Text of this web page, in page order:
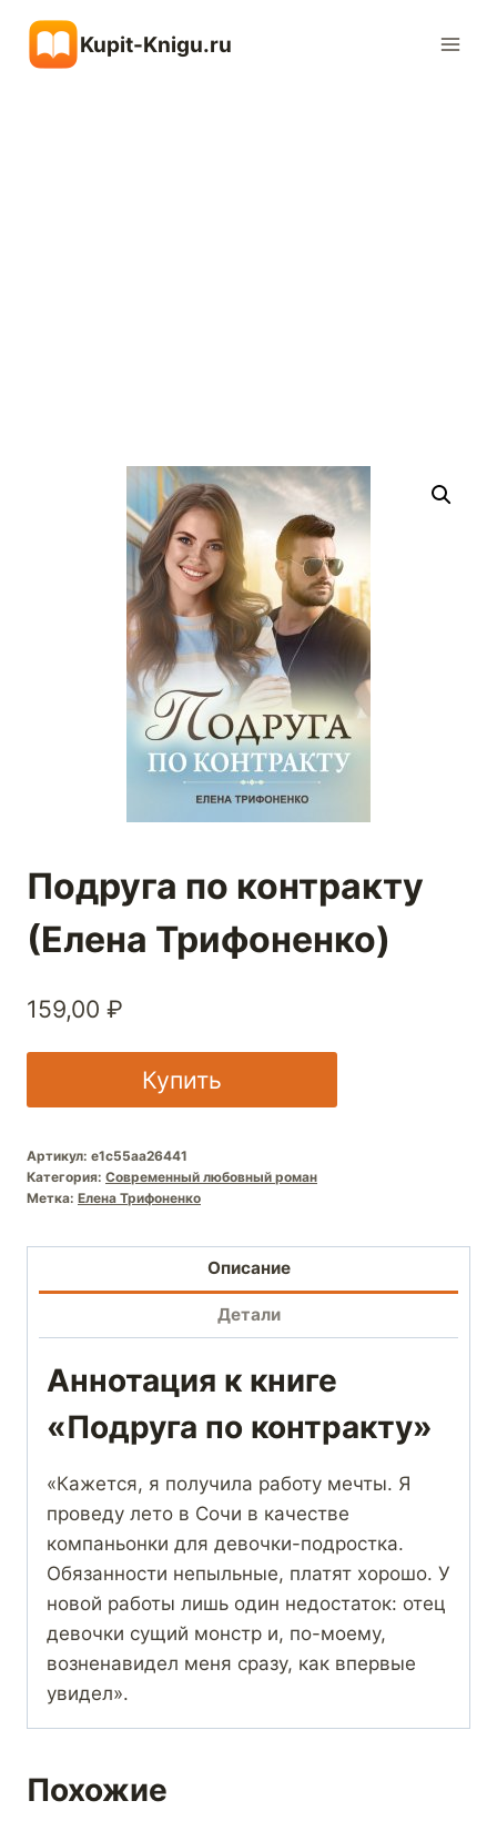
содержимому
Kupit-Knigu.ru
Подруга по контракту
(Елена Трифоненко)
159,00 ₽
Купить
Артикул: e1c55aa26441
Категория: Современный любовный роман
Метка: Елена Трифоненко
Описание
Детали
Аннотация к книге
«Подруга по контракту»
«Кажется, я получила работу мечты. Я
проведу лето в Сочи в качестве
компаньонки для девочки-подростка.
Обязанности непыльные, платят хорошо. У
новой работы лишь один недостаток: отец
девочки сущий монстр и, по-моему,
возненавидел меня сразу, как впервые
увидел».
Похожие